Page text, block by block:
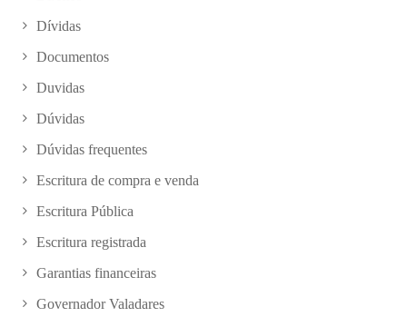
Dívidas
Documentos
Duvidas
Dúvidas
Dúvidas frequentes
Escritura de compra e venda
Escritura Pública
Escritura registrada
Garantias financeiras
Governador Valadares